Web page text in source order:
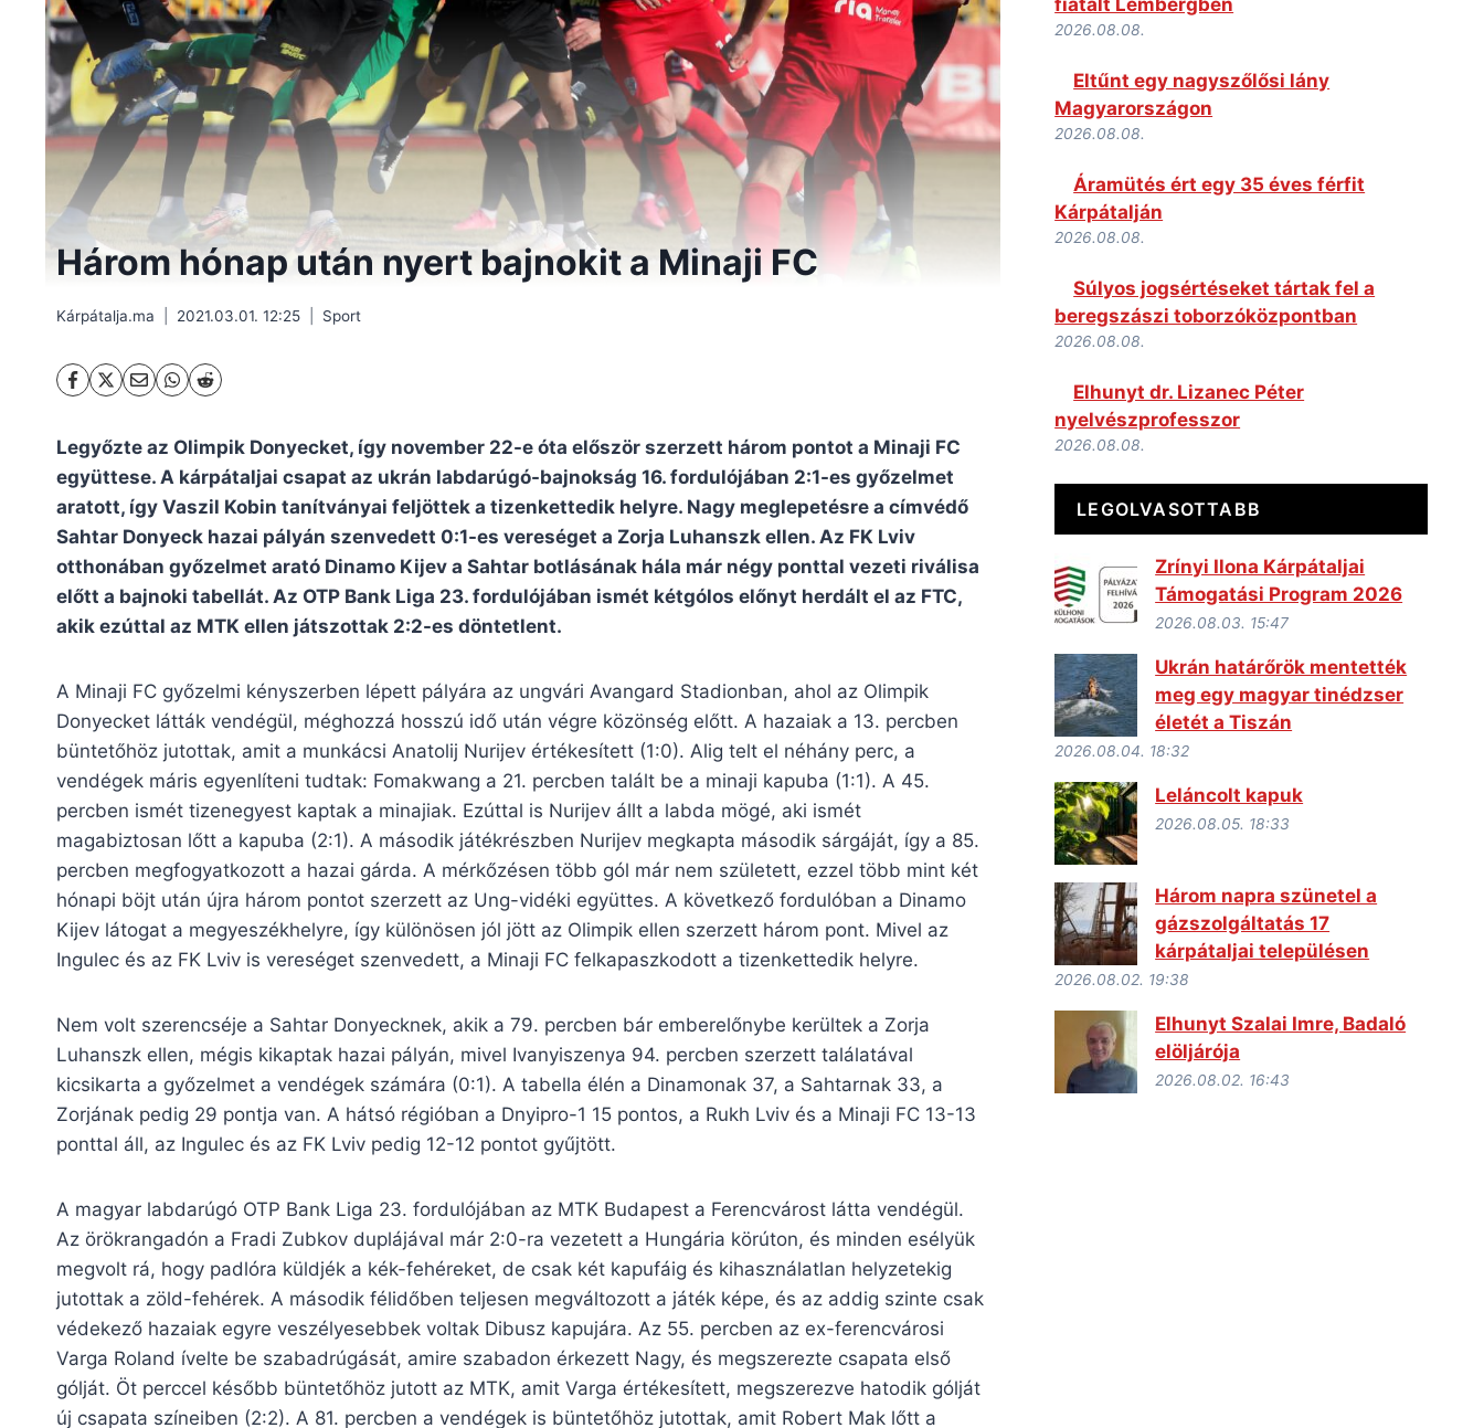
Három hónap után nyert bajnokit a Minaji FC
Kárpátalja.ma 2021.03.01. 12:25 Sport
Legyőzte az Olimpik Donyecket, így november 22-e óta először szerzett három pontot a Minaji FC
együttese. A kárpátaljai csapat az ukrán labdarúgó-bajnokság 16. fordulójában 2:1-es győzelmet
aratott, így Vaszil Kobin tanítványai feljöttek a tizenkettedik helyre. Nagy meglepetésre a címvédő
Sahtar Donyeck hazai pályán szenvedett 0:1-es vereséget a Zorja Luhanszk ellen. Az FK Lviv
otthonában győzelmet arató Dinamo Kijev a Sahtar botlásának hála már négy ponttal vezeti riválisa
előtt a bajnoki tabellát. Az OTP Bank Liga 23. fordulójában ismét kétgólos előnyt herdált el az FTC,
akik ezúttal az MTK ellen játszottak 2:2-es döntetlent.
A Minaji FC győzelmi kényszerben lépett pályára az ungvári Avangard Stadionban, ahol az Olimpik
Donyecket látták vendégül, méghozzá hosszú idő után végre közönség előtt. A hazaiak a 13. percben
büntetőhöz jutottak, amit a munkácsi Anatolij Nurijev értékesített (1:0). Alig telt el néhány perc, a
vendégek máris egyenlíteni tudtak: Fomakwang a 21. percben talált be a minaji kapuba (1:1). A 45.
percben ismét tizenegyest kaptak a minajiak. Ezúttal is Nurijev állt a labda mögé, aki ismét
magabiztosan lőtt a kapuba (2:1). A második játékrészben Nurijev megkapta második sárgáját, így a 85.
percben megfogyatkozott a hazai gárda. A mérkőzésen több gól már nem született, ezzel több mint két
hónapi böjt után újra három pontot szerzett az Ung-vidéki együttes. A következő fordulóban a Dinamo
Kijev látogat a megyeszékhelyre, így különösen jól jött az Olimpik ellen szerzett három pont. Mivel az
Ingulec és az FK Lviv is vereséget szenvedett, a Minaji FC felkapaszkodott a tizenkettedik helyre.
Nem volt szerencséje a Sahtar Donyecknek, akik a 79. percben bár emberelőnybe kerültek a Zorja
Luhanszk ellen, mégis kikaptak hazai pályán, mivel Ivanyiszenya 94. percben szerzett találatával
kicsikarta a győzelmet a vendégek számára (0:1). A tabella élén a Dinamonak 37, a Sahtarnak 33, a
Zorjának pedig 29 pontja van. A hátsó régióban a Dnyipro-1 15 pontos, a Rukh Lviv és a Minaji FC 13-13
ponttal áll, az Ingulec és az FK Lviv pedig 12-12 pontot gyűjtött.
A magyar labdarúgó OTP Bank Liga 23. fordulójában az MTK Budapest a Ferencvárost látta vendégül.
Az örökrangadón a Fradi Zubkov duplájával már 2:0-ra vezetett a Hungária körúton, és minden esélyük
megvolt rá, hogy padlóra küldjék a kék-fehéreket, de csak két kapufáig és kihasználatlan helyzetekig
jutottak a zöld-fehérek. A második félidőben teljesen megváltozott a játék képe, és az addig szinte csak
védekező hazaiak egyre veszélyesebbek voltak Dibusz kapujára. Az 55. percben az ex-ferencvárosi
Varga Roland ívelte be szabadrúgását, amire szabadon érkezett Nagy, és megszerezte csapata első
gólját. Öt perccel később büntetőhöz jutott az MTK, amit Varga értékesített, megszerezve hatodik gólját
új csapata színeiben (2:2). A 81. percben a vendégek is büntetőhöz jutottak, amit Robert Mak lőtt a
2026.08.08.
Eltűnt egy nagyszőlősi lány
Magyarországon
2026.08.08.
Áramütés ért egy 35 éves férfit
Kárpátalján
2026.08.08.
Súlyos jogsértéseket tártak fel a
beregszászi toborzóközpontban
2026.08.08.
Elhunyt dr. Lizanec Péter
nyelvészprofesszor
2026.08.08.
LEGOLVASOTTABB
Zrínyi Ilona Kárpátaljai
Támogatási Program 2026
2026.08.03. 15:47
Ukrán határőrök mentették
meg egy magyar tinédzser
életét a Tiszán
2026.08.04. 18:32
Leláncolt kapuk
2026.08.05. 18:33
Három napra szünetel a
gázszolgáltatás 17
kárpátaljai településen
2026.08.02. 19:38
Elhunyt Szalai Imre, Badaló
elöljárója
2026.08.02. 16:43